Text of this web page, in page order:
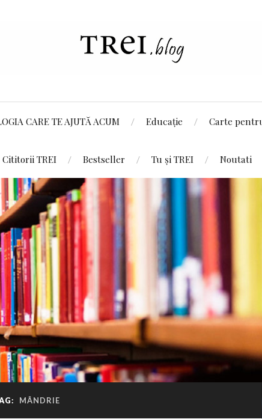
CARE TE AJUTĂ ACUM Educație Carte
Cititorii TREI Bestseller Tu și TREI Noutati
MÂNDRIE